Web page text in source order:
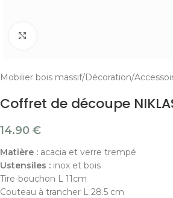
Mobilier bois massif Décoration
Coffret de découpe
14.90 €
Matière : acacia et verre trempé
Ustensiles : inox et bois
Tire-bouchon L 11cm
Couteau à trancher L 28.5 cm